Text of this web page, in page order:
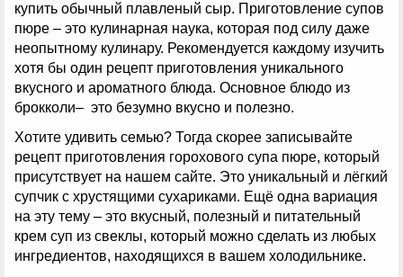
купить обычный плавленый сыр. Приготовление супов
пюре – это кулинарная наука, которая под силу даже
неопытному кулинару. Рекомендуется каждому изучить
хотя бы один рецепт приготовления уникального
вкусного и ароматного блюда. Основное блюдо из
брокколи– это безумно вкусно и полезно.
Хотите удивить семью? Тогда скорее записывайте
рецепт приготовления горохового супа пюре, который
присутствует на нашем сайте. Это уникальный и лёгкий
супчик с хрустящими сухариками. Ещё одна вариация
на эту тему – это вкусный, полезный и питательный
крем суп из свеклы, который можно сделать из любых
ингредиентов, находящихся в вашем холодильнике.